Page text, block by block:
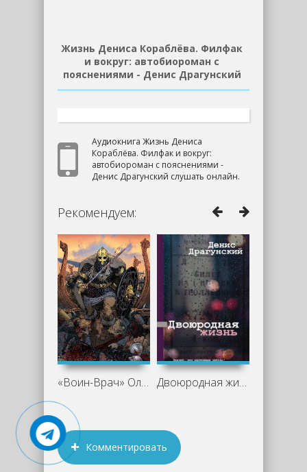
Жизнь Дениса Кораблёва. Филфак
и вокруг: автобиороман с
пояснениями - Денис Драгунский
Аудиокнига Жизнь Дениса
Кораблёва. Филфак и вокруг:
автобиороман с пояснениями -
Денис Драгунский слушать онлайн.
Рекомендуем:
«Воин-Врач» Олега Дмитриева: когда Двоюродная жизнь - Денис Драгунский
Комментировать